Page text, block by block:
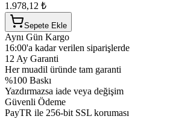
1.978,12 ₺
Sepete Ekle
Aynı Gün Kargo
16:00'a kadar verilen siparişlerde
12 Ay Garanti
Her muadil üründe tam garanti
%100 Baskı
Yazdırmazsa iade veya değişim
Güvenli Ödeme
PayTR ile 256-bit SSL koruması